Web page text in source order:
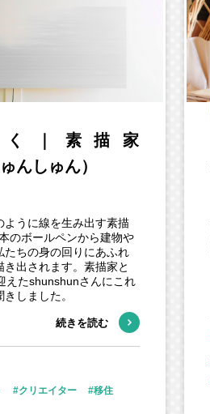
｜素描家
んしゅん）
ように線を生み出す素描
のボールペンから建物や
たちの身の回りにあふれ
出されます。素描家と
えたshunshunさんにこれ
しました。
続きを読む
クリエイター 移住